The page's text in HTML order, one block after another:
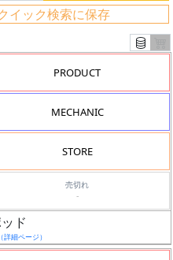
イック検索に保存
PRODUCT
MECHANIC
STORE
売切れ
-
ド
（詳細ページ）